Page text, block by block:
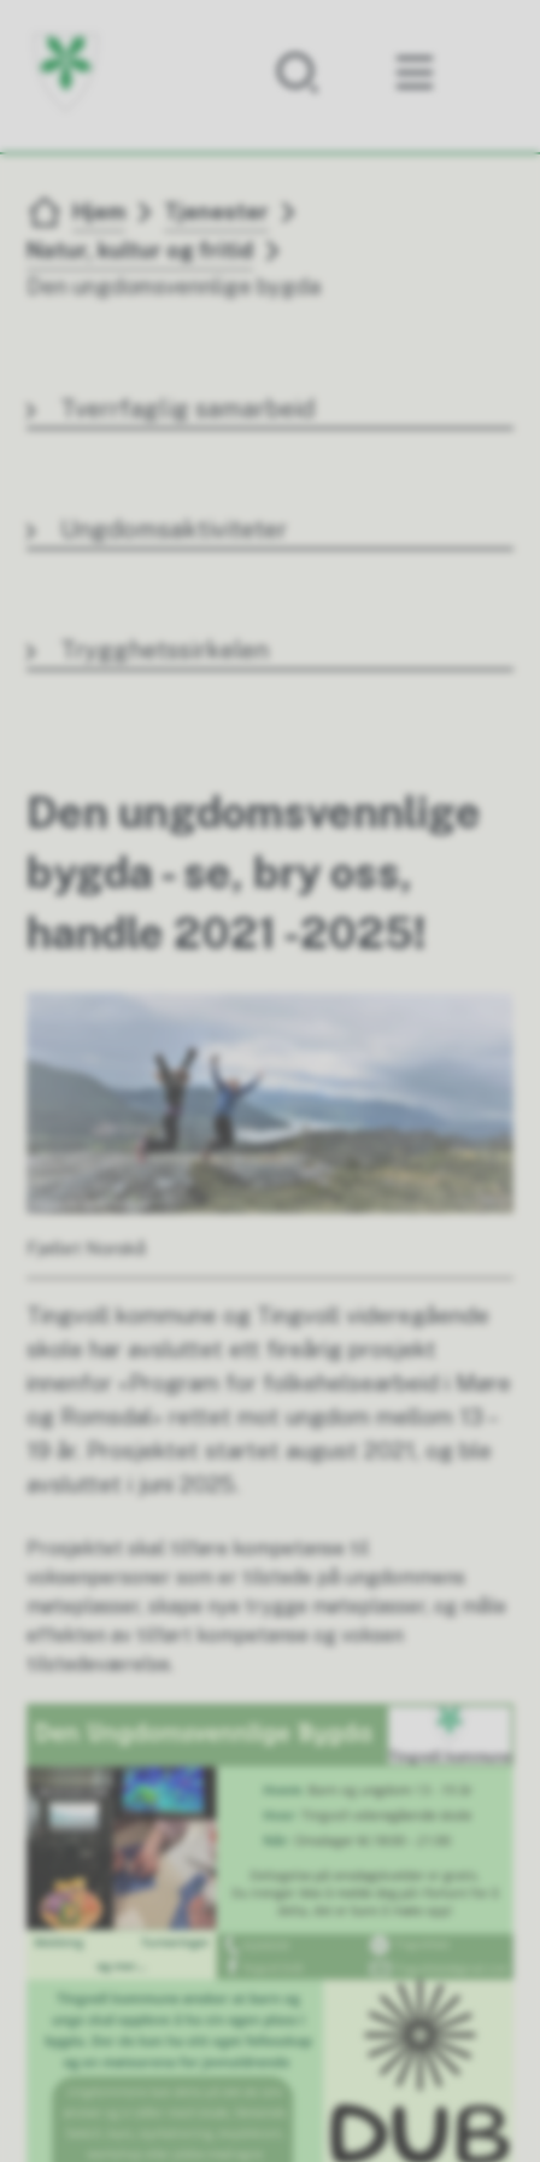
Forsiden
Du er her:
Hjem
Tjenester
Natur, kultur og fritid
Den ungdomsvennlige bygda
Tverrfaglig samarbeid
Ungdomsaktiviteter
Trygghetssirkelen
Den ungdomsvennlige
bygda - se, bry oss,
handle 2021 -2025!
Fjellet Norskå
Tingvoll kommune og Tingvoll videregående
skole har avsluttet ett fireårig prosjekt
innenfor «Program for folkehelsearbeid i Møre
og Romsdal» rettet mot ungdom mellom 13 –
19 år. Prosjektet startet august 2021, og ble
avsluttet i juni 2025.
Prosjektet skal tilføre kompetanse til
voksenpersoner som er tilstede på ungdommens
møteplasser, skape nye trygge møteplasser, og måle
effekten av tilført kompetanse og voksen
tilstedeværelse.